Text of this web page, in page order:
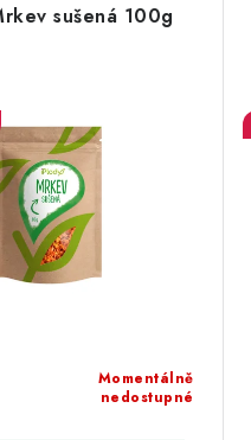
sušená 100g
Momentálně
nedostupné